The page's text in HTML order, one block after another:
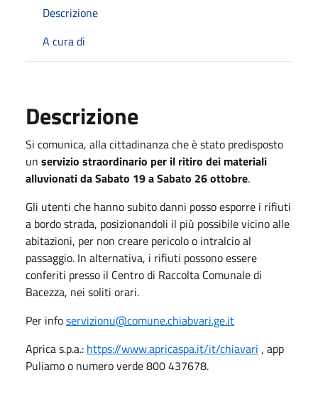
Descrizione
A cura di
Descrizione
Si comunica, alla cittadinanza che è stato predisposto
un servizio straordinario per il ritiro dei materiali
alluvionati da Sabato 19 a Sabato 26 ottobre.
Gli utenti che hanno subito danni posso esporre i rifiuti
a bordo strada, posizionandoli il più possibile vicino alle
abitazioni, per non creare pericolo o intralcio al
passaggio. In alternativa, i rifiuti possono essere
conferiti presso il Centro di Raccolta Comunale di
Bacezza, nei soliti orari.
Per infoservizionu@comune.chiabvari.ge.it
Aprica s.p.a.: https://www.apricaspa.it/it/chiavari , app
Puliamo o numero verde 800 437678.